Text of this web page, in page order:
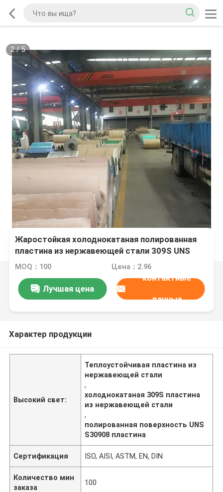
2/5
Жаростойкая холоднокатаная полированная
пластина из нержавеющей стали 309S UNS
S30908
MOQ：100 Цена：2.96
Лучшая цена
контактные
данные
Характер продукции
Высокий свет:
Теплоустойчивая пластина из
нержавеющей стали
,
холоднокатаная 309S пластина
из нержавеющей стали
,
полированная поверхность UNS
S30908 пластина
Сертификация ISO, AISI, ASTM, EN, DIN
Количество мин
заказа
100